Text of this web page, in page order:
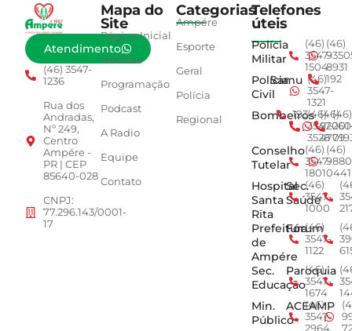
Atendimento
(46) 3547-
1236
Rua dos
Andradas,
Nº 249,
Centro
Ampére -
PR | CEP
85640-028
CNPJ:
77.296.143/0001-
17
Mapa do
Site
Página Inicial
Notícias
Programação
Podcast
A Radio
Equipe
Contato
Categorias
Ampére
Esporte
Geral
Polícia
Regional
Telefones
úteis
Polícia
Militar
(46)
3547-
1504
(46)
8931
Polícia
Civil
Samu (46)
3547-
1321
192
Bombeiros
193(46)
3547-
3528
(46)
4779
(46)
Conselho
Tutelar
(46)
3547-
1801
(46)
0441
Hospital
Santa
Rita
Sec.
Saúde
(46)
3547-
1000
Prefeitura
de
Ampére
Fórum
(46)
3547-
1122
Sec.
Educação
Paroquia
(46)
3547-
1674
Min.
Público
ACEAMP
(46)
3547-
2964